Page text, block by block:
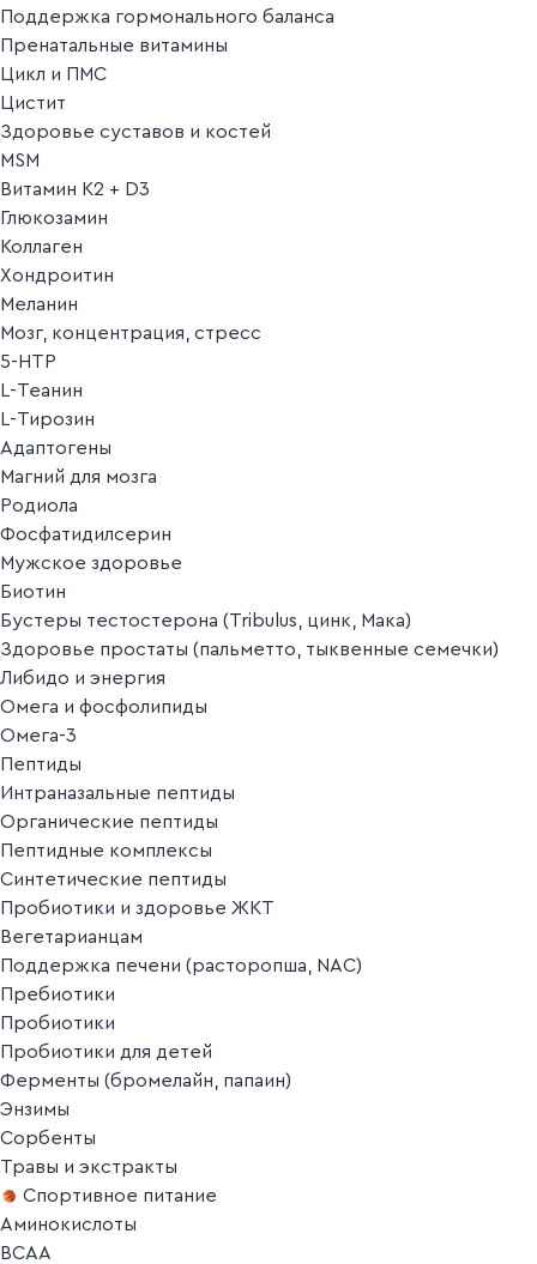
Поддержка гормонального баланса
Пренатальные витамины
Цикл и ПМС
Цистит
Здоровье суставов и костей
MSM
Витамин K2 + D3
Глюкозамин
Коллаген
Хондроитин
Меланин
Мозг, концентрация, стресс
5-HTP
L-Теанин
L-Тирозин
Адаптогены
Магний для мозга
Родиола
Фосфатидилсерин
Мужское здоровье
Биотин
Бустеры тестостерона (Tribulus, цинк, Мака)
Здоровье простаты (пальметто, тыквенные семечки)
Либидо и энергия
Омега и фосфолипиды
Омега-3
Пептиды
Интраназальные пептиды
Органические пептиды
Пептидные комплексы
Синтетические пептиды
Пробиотики и здоровье ЖКТ
Вегетарианцам
Поддержка печени (расторопша, NAC)
Пребиотики
Пробиотики
Пробиотики для детей
Ферменты (бромелайн, папаин)
Энзимы
Сорбенты
Травы и экстракты
Спортивное питание
Аминокислоты
BCAA